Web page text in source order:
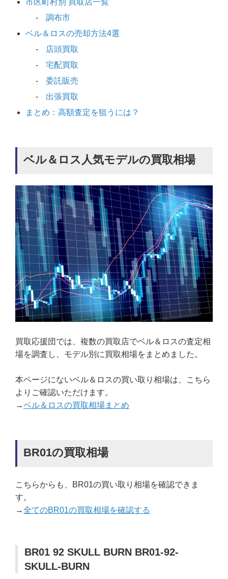
調布市
ベル＆ロスの売却方法4選
店頭買取
宅配買取
委託販売
出張買取
まとめ：高額査定を狙うには？
ベル＆ロス人気モデルの買取相場
買取応援団では、複数の買取店でベル＆ロスの査定相
場を調査し、モデル別に買取相場をまとめました。
本ページにないベル＆ロスの買い取り相場は、こちら
よりご確認いただけます。
→ベル＆ロスの買取相場まとめ
BR01の買取相場
こちらからも、BR01の買い取り相場を確認できま
す。
→全てのBR01の買取相場を確認する
BR01 92 SKULL BURN BR01-92-
SKULL-BURN